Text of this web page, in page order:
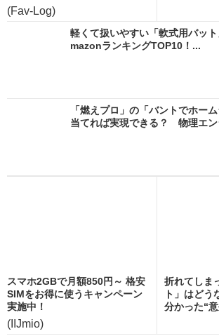
(Fav-Log)
軽くて扱いやすい「軟式用バッ
mazonランキングTOP10！...
「燃えプロ」の「バントでホー
当てれば実現できる？ 物理エン
スマホ2GBで月額850円～ 格安
SIMをお得に使うキャンペーン
実施中！
(IIJmio)
折れてしま
ト」はど
分かった“